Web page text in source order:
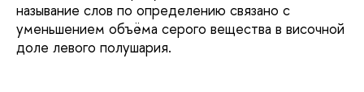
называние слов по определению связано с
уменьшением объёма серого вещества в височной
доле левого полушария.